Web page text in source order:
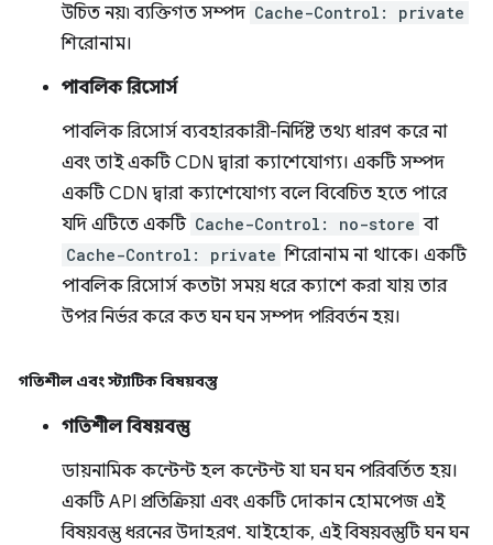
উচিত নয়৷ ব্যক্তিগত সম্পদ Cache-Control: private
শিরোনাম।
পাবলিক রিসোর্স
পাবলিক রিসোর্স ব্যবহারকারী-নির্দিষ্ট তথ্য ধারণ করে না
এবং তাই একটি CDN দ্বারা ক্যাশেযোগ্য। একটি সম্পদ
একটি CDN দ্বারা ক্যাশেযোগ্য বলে বিবেচিত হতে পারে
যদি এটিতে একটি Cache-Control: no-store বা
Cache-Control: private শিরোনাম না থাকে। একটি
পাবলিক রিসোর্স কতটা সময় ধরে ক্যাশে করা যায় তার
উপর নির্ভর করে কত ঘন ঘন সম্পদ পরিবর্তন হয়।
গতিশীল এবং স্ট্যাটিক বিষয়বস্তু
গতিশীল বিষয়বস্তু
ডায়নামিক কন্টেন্ট হল কন্টেন্ট যা ঘন ঘন পরিবর্তিত হয়।
একটি API প্রতিক্রিয়া এবং একটি দোকান হোমপেজ এই
বিষয়বস্তু ধরনের উদাহরণ. যাইহোক, এই বিষয়বস্তুটি ঘন ঘন